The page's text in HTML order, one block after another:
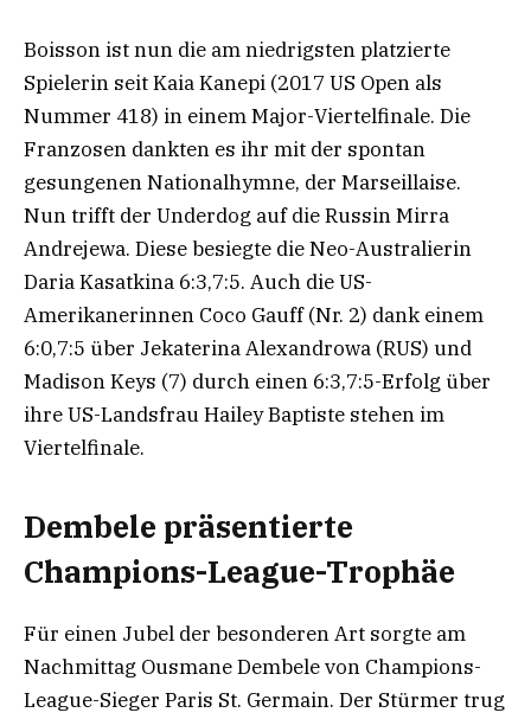
Boisson ist nun die am niedrigsten platzierte
Spielerin seit Kaia Kanepi (2017 US Open als
Nummer 418) in einem Major-Viertelfinale. Die
Franzosen dankten es ihr mit der spontan
gesungenen Nationalhymne, der Marseillaise.
Nun trifft der Underdog auf die Russin Mirra
Andrejewa. Diese besiegte die Neo-Australierin
Daria Kasatkina 6:3,7:5. Auch die US-
Amerikanerinnen Coco Gauff (Nr. 2) dank einem
6:0,7:5 über Jekaterina Alexandrowa (RUS) und
Madison Keys (7) durch einen 6:3,7:5-Erfolg über
ihre US-Landsfrau Hailey Baptiste stehen im
Viertelfinale.
Dembele präsentierte
Champions-League-Trophäe
Für einen Jubel der besonderen Art sorgte am
Nachmittag Ousmane Dembele von Champions-
League-Sieger Paris St. Germain. Der Stürmer trug